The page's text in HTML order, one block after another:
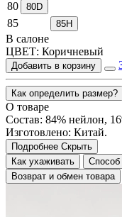
80
80D
85 85H
В салоне
ЦВЕТ: Коричневый
Добавить в корзину
Как определить размер?
О товаре
Состав: 84% нейлон,
Изготовлено: Китай.
Подробнее Скрыть
Как ухаживать
Способ
Возврат и обмен товара